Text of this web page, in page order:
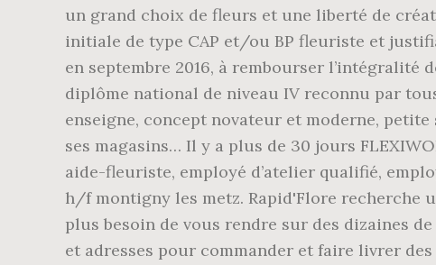
un grand choix de fleurs et une liberté de
initiale de type CAP et/ou BP fleuriste et
en septembre 2016, à rembourser l’intégralité
diplôme national de niveau IV reconnu par
enseigne, concept novateur et moderne,
ses magasins… Il y a plus de 30 jours
aide-fleuriste, employé d’atelier qualifié,
h/f montigny les metz. Rapid'Flore recherche
plus besoin de vous rendre sur des dizaines
et adresses pour commander et faire livrer